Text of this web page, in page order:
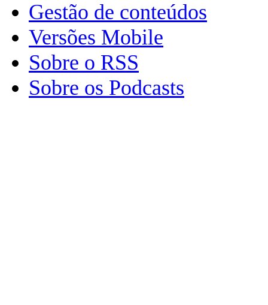
Gestão de conteúdos
Versões Mobile
Sobre o RSS
Sobre os Podcasts